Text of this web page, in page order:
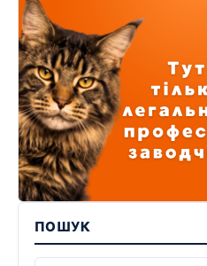
ПОШУК